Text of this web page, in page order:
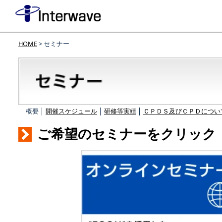
HOME> セミナー
概要 │ 開催スケジュール 研修等実績 ＣＰＤＳ及びＣＰＤにつ
ご希望のセミナーをクリック